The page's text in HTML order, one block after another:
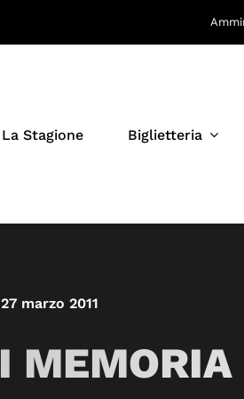
La Stagione Biglietteria
marzo 2011
MEMORIA